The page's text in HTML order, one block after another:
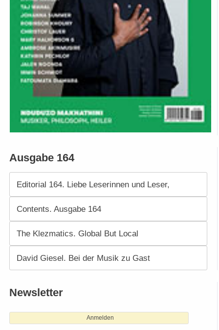
Ausgabe 164
Editorial 164. Liebe Leserinnen und Leser,
Contents. Ausgabe 164
The Klezmatics. Global But Local
David Giesel. Bei der Musik zu Gast
Newsletter
Anmelden